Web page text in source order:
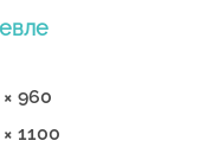
960
1100